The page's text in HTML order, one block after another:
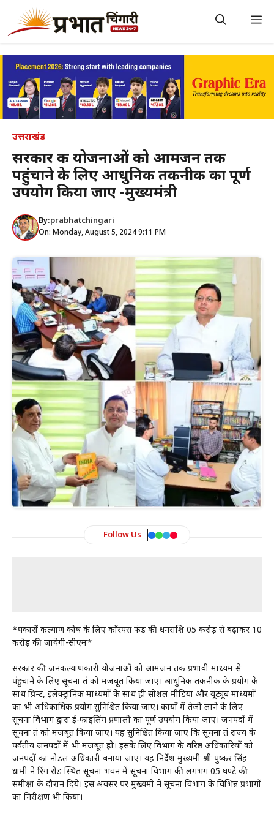
content
उत्तराखंड
सरकार की योजनाओं को आमजन तक
पहुंचाने के लिए आधुनिक तकनीक का पूर्ण
उपयोग किया जाए -मुख्यमंत्री
By:prabhatchingari
On: Monday, August 5, 2024 9:11 PM
Follow Us
*पत्रकारों कल्याण कोष के लिए काॅरपस फंड की धनराशि 05 करोड़ से बढ़ाकर 10
करोड़ की जायेगी-सीएम*
सरकार की जनकल्याणकारी योजनाओं को आमजन तक प्रभावी माध्यम से
पंहुचाने के लिए सूचना तंत्र को मजबूत किया जाए। आधुनिक तकनीक के प्रयोग के
साथ प्रिन्ट, इलेक्ट्रानिक माध्यमों के साथ ही सोशल मीडिया और यूट्यूब माध्यमों
का भी अधिकाधिक प्रयोग सुनिश्चित किया जाए। कार्यों में तेजी लाने के लिए
सूचना विभाग द्वारा ई-फाइलिंग प्रणाली का पूर्ण उपयोग किया जाए। जनपदों में
सूचना तंत्र को मजबूत किया जाए। यह सुनिश्चित किया जाए कि सूचना तंत्र राज्य के
पर्वतीय जनपदों में भी मजबूत हो। इसके लिए विभाग के वरिष्ठ अधिकारियों को
जनपदों का नोडल अधिकारी बनाया जाए। यह निर्देश मुख्यमंत्री श्री पुष्कर सिंह
धामी ने रिंग रोड स्थित सूचना भवन में सूचना विभाग की लगभग 05 घण्टे की
समीक्षा के दौरान दिये। इस अवसर पर मुख्यमंत्री ने सूचना विभाग के विभिन्न प्रभागों
का निरीक्षण भी किया।